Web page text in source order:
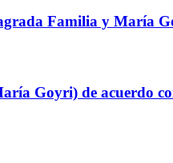
Familia y María
Goyri) de acuerdo